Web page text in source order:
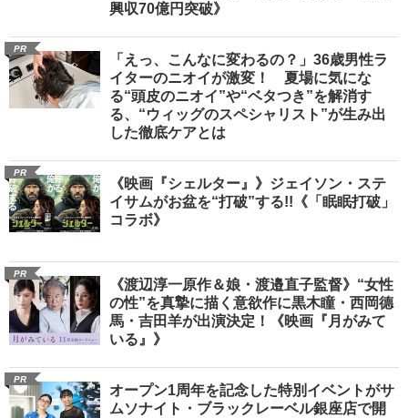
興収70億円突破》
PR
「えっ、こんなに変わるの？」36歳男性ラ
イターのニオイが激変！ 夏場に気にな
る“頭皮のニオイ”や“ベタつき”を解消す
る、“ウィッグのスペシャリスト”が生み出
した徹底ケアとは
PR
《映画『シェルター』》ジェイソン・ステ
イサムがお盆を“打破”する!!《「眠眠打破」
コラボ》
PR
《渡辺淳一原作＆娘・渡邉直子監督》“女性
の性”を真摯に描く意欲作に黒木瞳・西岡德
馬・吉田羊が出演決定！《映画『月がみて
いる』》
PR
オープン1周年を記念した特別イベントがサ
ムソナイト・ブラックレーベル銀座店で開